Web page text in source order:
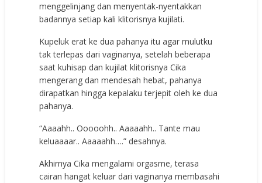
menggelinjang dan menyentak-nyentakkan
badannya setiap kali klitorisnya kujilati.
Kupeluk erat ke dua pahanya itu agar mulutku
tak terlepas dari vaginanya, setelah beberapa
saat kuhisap dan kujilat klitorisnya Cika
mengerang dan mendesah hebat, pahanya
dirapatkan hingga kepalaku terjepit oleh ke dua
pahanya.
“Aaaahh.. Ooooohh.. Aaaaahh.. Tante mau
keluaaaar.. Aaaaahh….” desahnya.
Akhirnya Cika mengalami orgasme, terasa
cairan hangat keluar dari vaginanya membasahi